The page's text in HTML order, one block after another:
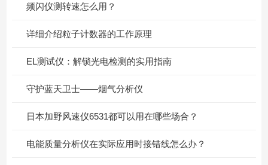
频闪仪测转速怎么用？
详细介绍粒子计数器的工作原理
EL测试仪：解锁光电检测的实用指南
守护蓝天卫士——烟气分析仪
日本加野风速仪6531都可以用在哪些场合？
电能质量分析仪在实际应用时接错线怎么办？